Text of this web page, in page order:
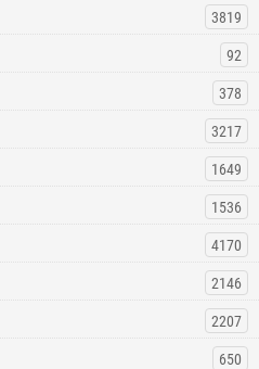
3819
92
378
3217
1649
1536
4170
2146
2207
650